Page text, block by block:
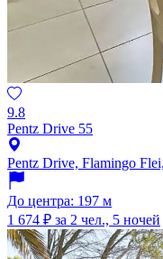
9.8
Pentz Drive 55
Pentz Drive, Flamingo
До центра: 197 м
1 674 ₽ за 2 чел., 5 ночей